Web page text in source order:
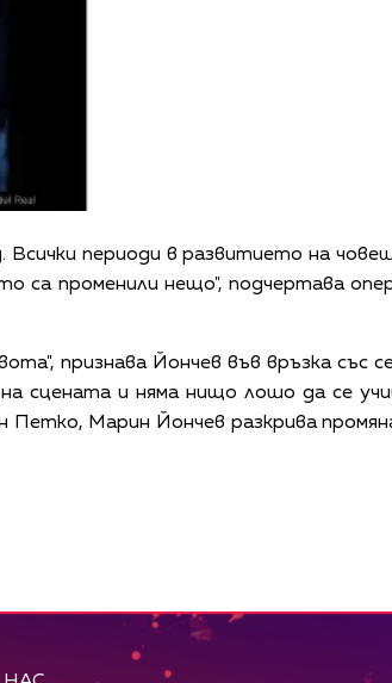
периоди в развитието на
са променили нещо", подчертава
признава Йончев във връзка със
сцената и няма нищо лошо да се
Петко, Марин Йончев разкрива